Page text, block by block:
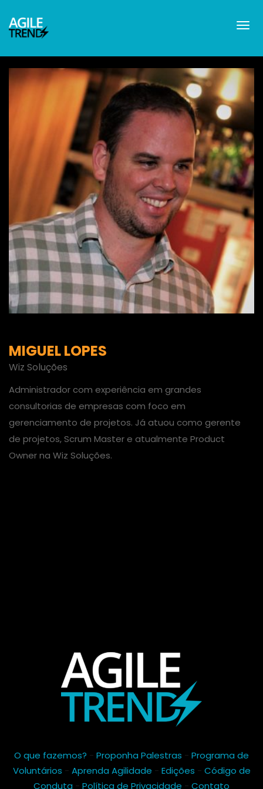
MIGUEL LOPES
Wiz Soluções
Administrador com experiência em grandes
consultorias de empresas com foco em
gerenciamento de projetos. Já atuou como gerente
de projetos, Scrum Master e atualmente Product
Owner na Wiz Soluções.
O que fazemos? - Proponha Palestras - Programa de
Voluntários - Aprenda Agilidade - Edições - Código de
Conduta - Política de Privacidade - Contato